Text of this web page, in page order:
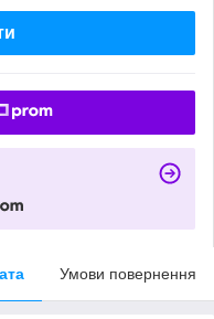
Умови повернення